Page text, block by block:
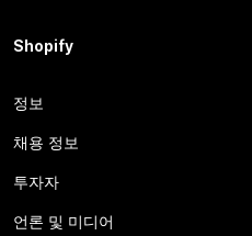
Shopify
정보
채용 정보
투자자
언론 및 미디어